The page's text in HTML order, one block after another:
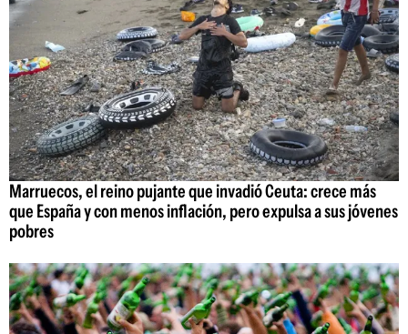
Marruecos, el reino pujante que invadió Ceuta: crece más
que España y con menos inflación, pero expulsa a sus jóvenes
pobres